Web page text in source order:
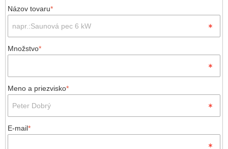
Názov tovaru*
Množstvo*
Meno a priezvisko*
E-mail*